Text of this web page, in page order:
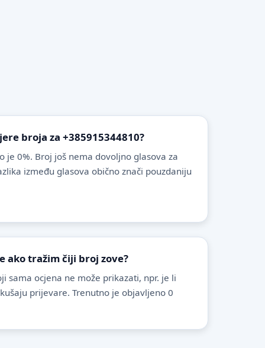
broja za +385915344810?
je 0%. Broj još nema dovoljno glasova za
između glasova obično znači pouzdaniju
ako tražim čiji broj zove?
sama ocjena ne može prikazati, npr. je li
prijevare. Trenutno je objavljeno 0